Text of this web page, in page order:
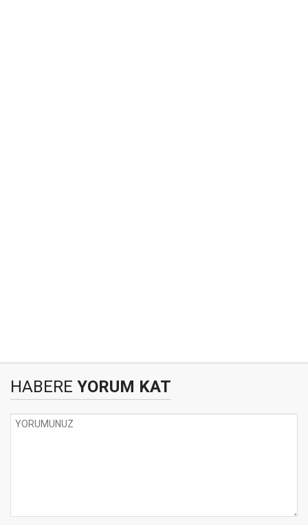
HABERE YORUM KAT